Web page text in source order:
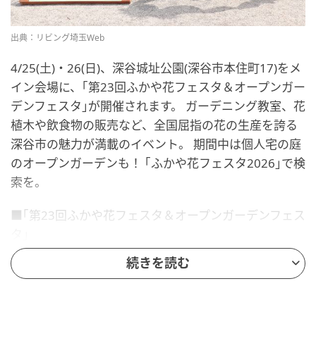
出典：リビング埼玉Web
4/25(土)・26(日)、深谷城址公園(深谷市本住町17)をメ
イン会場に、｢第23回ふかや花フェスタ＆オープンガー
デンフェスタ｣が開催されます。 ガーデニング教室、花
植木や飲食物の販売など、全国屈指の花の生産を誇る
深谷市の魅力が満載のイベント。 期間中は個人宅の庭
のオープンガーデンも！ ｢ふかや花フェスタ2026｣で検
索を。
■｢第23回ふかや花フェスタ＆オープンガーデンフェス
https://www.city.fukaya.saitama.jp/fukayahanaweb/
hanafesuta/19589.html
続きを読む